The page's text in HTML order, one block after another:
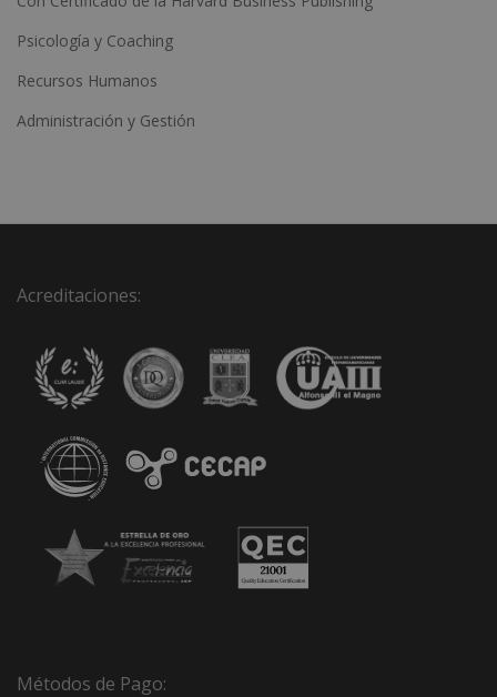
Psicología y Coaching
Recursos Humanos
Administración y Gestión
Acreditaciones:
Métodos de Pago: